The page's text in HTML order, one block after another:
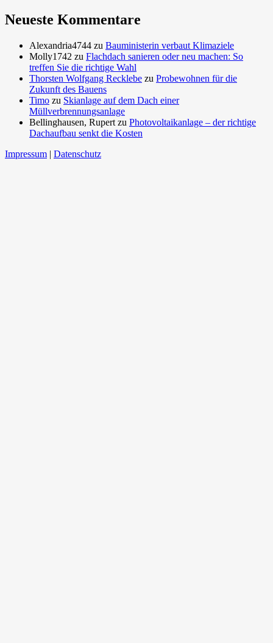
Neueste Kommentare
Alexandria4744 zu Bauministerin verbaut Klimaziele
Molly1742 zu Flachdach sanieren oder neu machen: So
treffen Sie die richtige Wahl
Thorsten Wolfgang Recklebe zu Probewohnen für die
Zukunft des Bauens
Timo zu Skianlage auf dem Dach einer
Müllverbrennungsanlage
Bellinghausen, Rupert zu Photovoltaikanlage – der richtige
Dachaufbau senkt die Kosten
Impressum | Datenschutz